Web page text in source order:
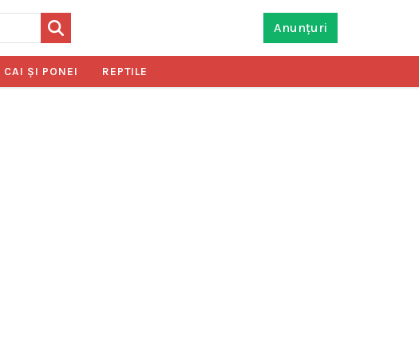
Anunțuri
CAI ŞI PONEI REPTILE